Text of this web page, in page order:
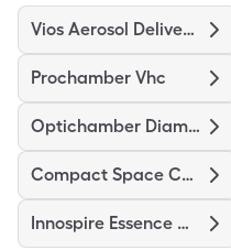
Vios Aerosol Delivery System
Prochamber Vhc
Optichamber Diamond-Lg Mask
Compact Space Chamber
Innospire Essence Nebulizer